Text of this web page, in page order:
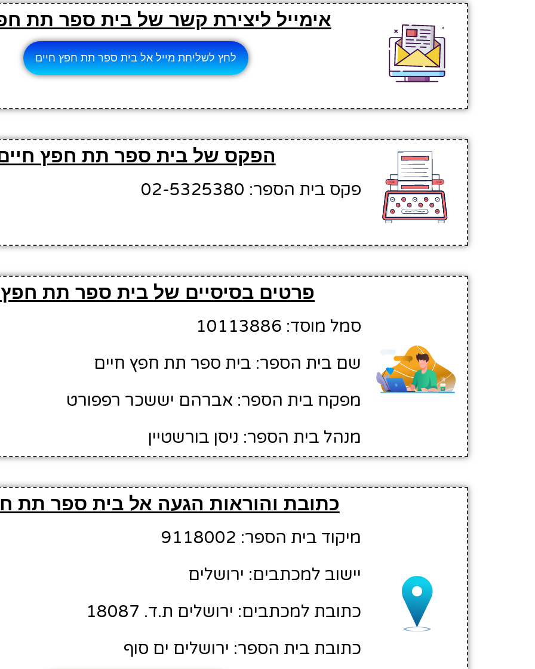
אימייל ליצירת קשר של בית ספר תת
לחץ לשליחת מייל אל בית ספר תת חפץ חיים
הפקס של בית ספר תת חפץ
פקס בית הספר: 02-5325380
פרטים בסיסיים של בית ספר תת חפץ
סמל מוסד: 10113886
שם בית הספר: בית ספר תת חפץ חיים
מפקח בית הספר: אברהם יששכר רפפורט
מנהל בית הספר: ניסן בורשטיין
כתובת והוראות הגעה אל בית ספר תת
מיקוד בית הספר: 9118002
יישוב למכתבים: ירושלים
כתובת למכתבים: ירושלים ת.ד. 18087
כתובת בית הספר: ירושלים ים סוף